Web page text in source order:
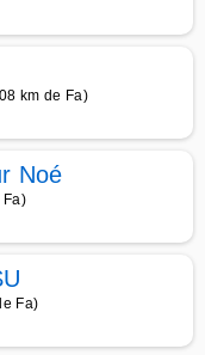
km de Fa)
Noé
Fa)
Fa)